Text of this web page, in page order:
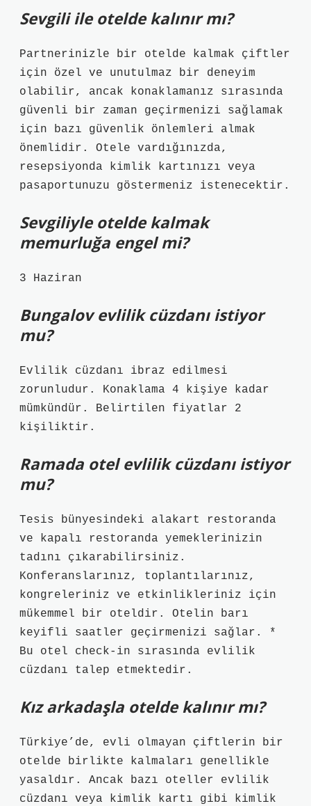
Sevgili ile otelde kalınır mı?
Partnerinizle bir otelde kalmak çiftler
için özel ve unutulmaz bir deneyim
olabilir, ancak konaklamanız sırasında
güvenli bir zaman geçirmenizi sağlamak
için bazı güvenlik önlemleri almak
önemlidir. Otele vardığınızda,
resepsiyonda kimlik kartınızı veya
pasaportunuzu göstermeniz istenecektir.
Sevgiliyle otelde kalmak
memurluğa engel mi?
3 Haziran
Bungalov evlilik cüzdanı istiyor
mu?
Evlilik cüzdanı ibraz edilmesi
zorunludur. Konaklama 4 kişiye kadar
mümkündür. Belirtilen fiyatlar 2
kişiliktir.
Ramada otel evlilik cüzdanı istiyor
mu?
Tesis bünyesindeki alakart restoranda
ve kapalı restoranda yemeklerinizin
tadını çıkarabilirsiniz.
Konferanslarınız, toplantılarınız,
kongreleriniz ve etkinlikleriniz için
mükemmel bir oteldir. Otelin barı
keyifli saatler geçirmenizi sağlar. *
Bu otel check-in sırasında evlilik
cüzdanı talep etmektedir.
Kız arkadaşla otelde kalınır mı?
Türkiye’de, evli olmayan çiftlerin bir
otelde birlikte kalmaları genellikle
yasaldır. Ancak bazı oteller evlilik
cüzdanı veya kimlik kartı gibi kimlik